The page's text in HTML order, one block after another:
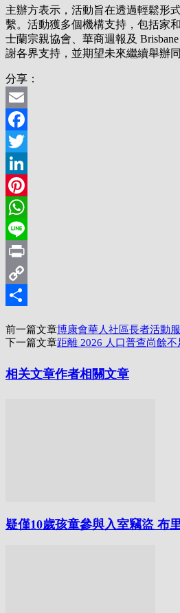
主辦方表示，活動旨在透過輕鬆形
繫。活動獲多個機構支持，包括家
士蘭宗親協會、華商週報及
謝各界支持，並期望未來繼續舉辦同
分享：
Email
Facebook
Twitter
LinkedIn
Pinterest
WhatsApp
Line
Print
Copy
享
前一篇文章博康會華人社區長者活動
下一篇文章距離 2026 人口普查尚餘
相关文章作者相關文章
疑僅10歲孩童參與入室竊盜 布